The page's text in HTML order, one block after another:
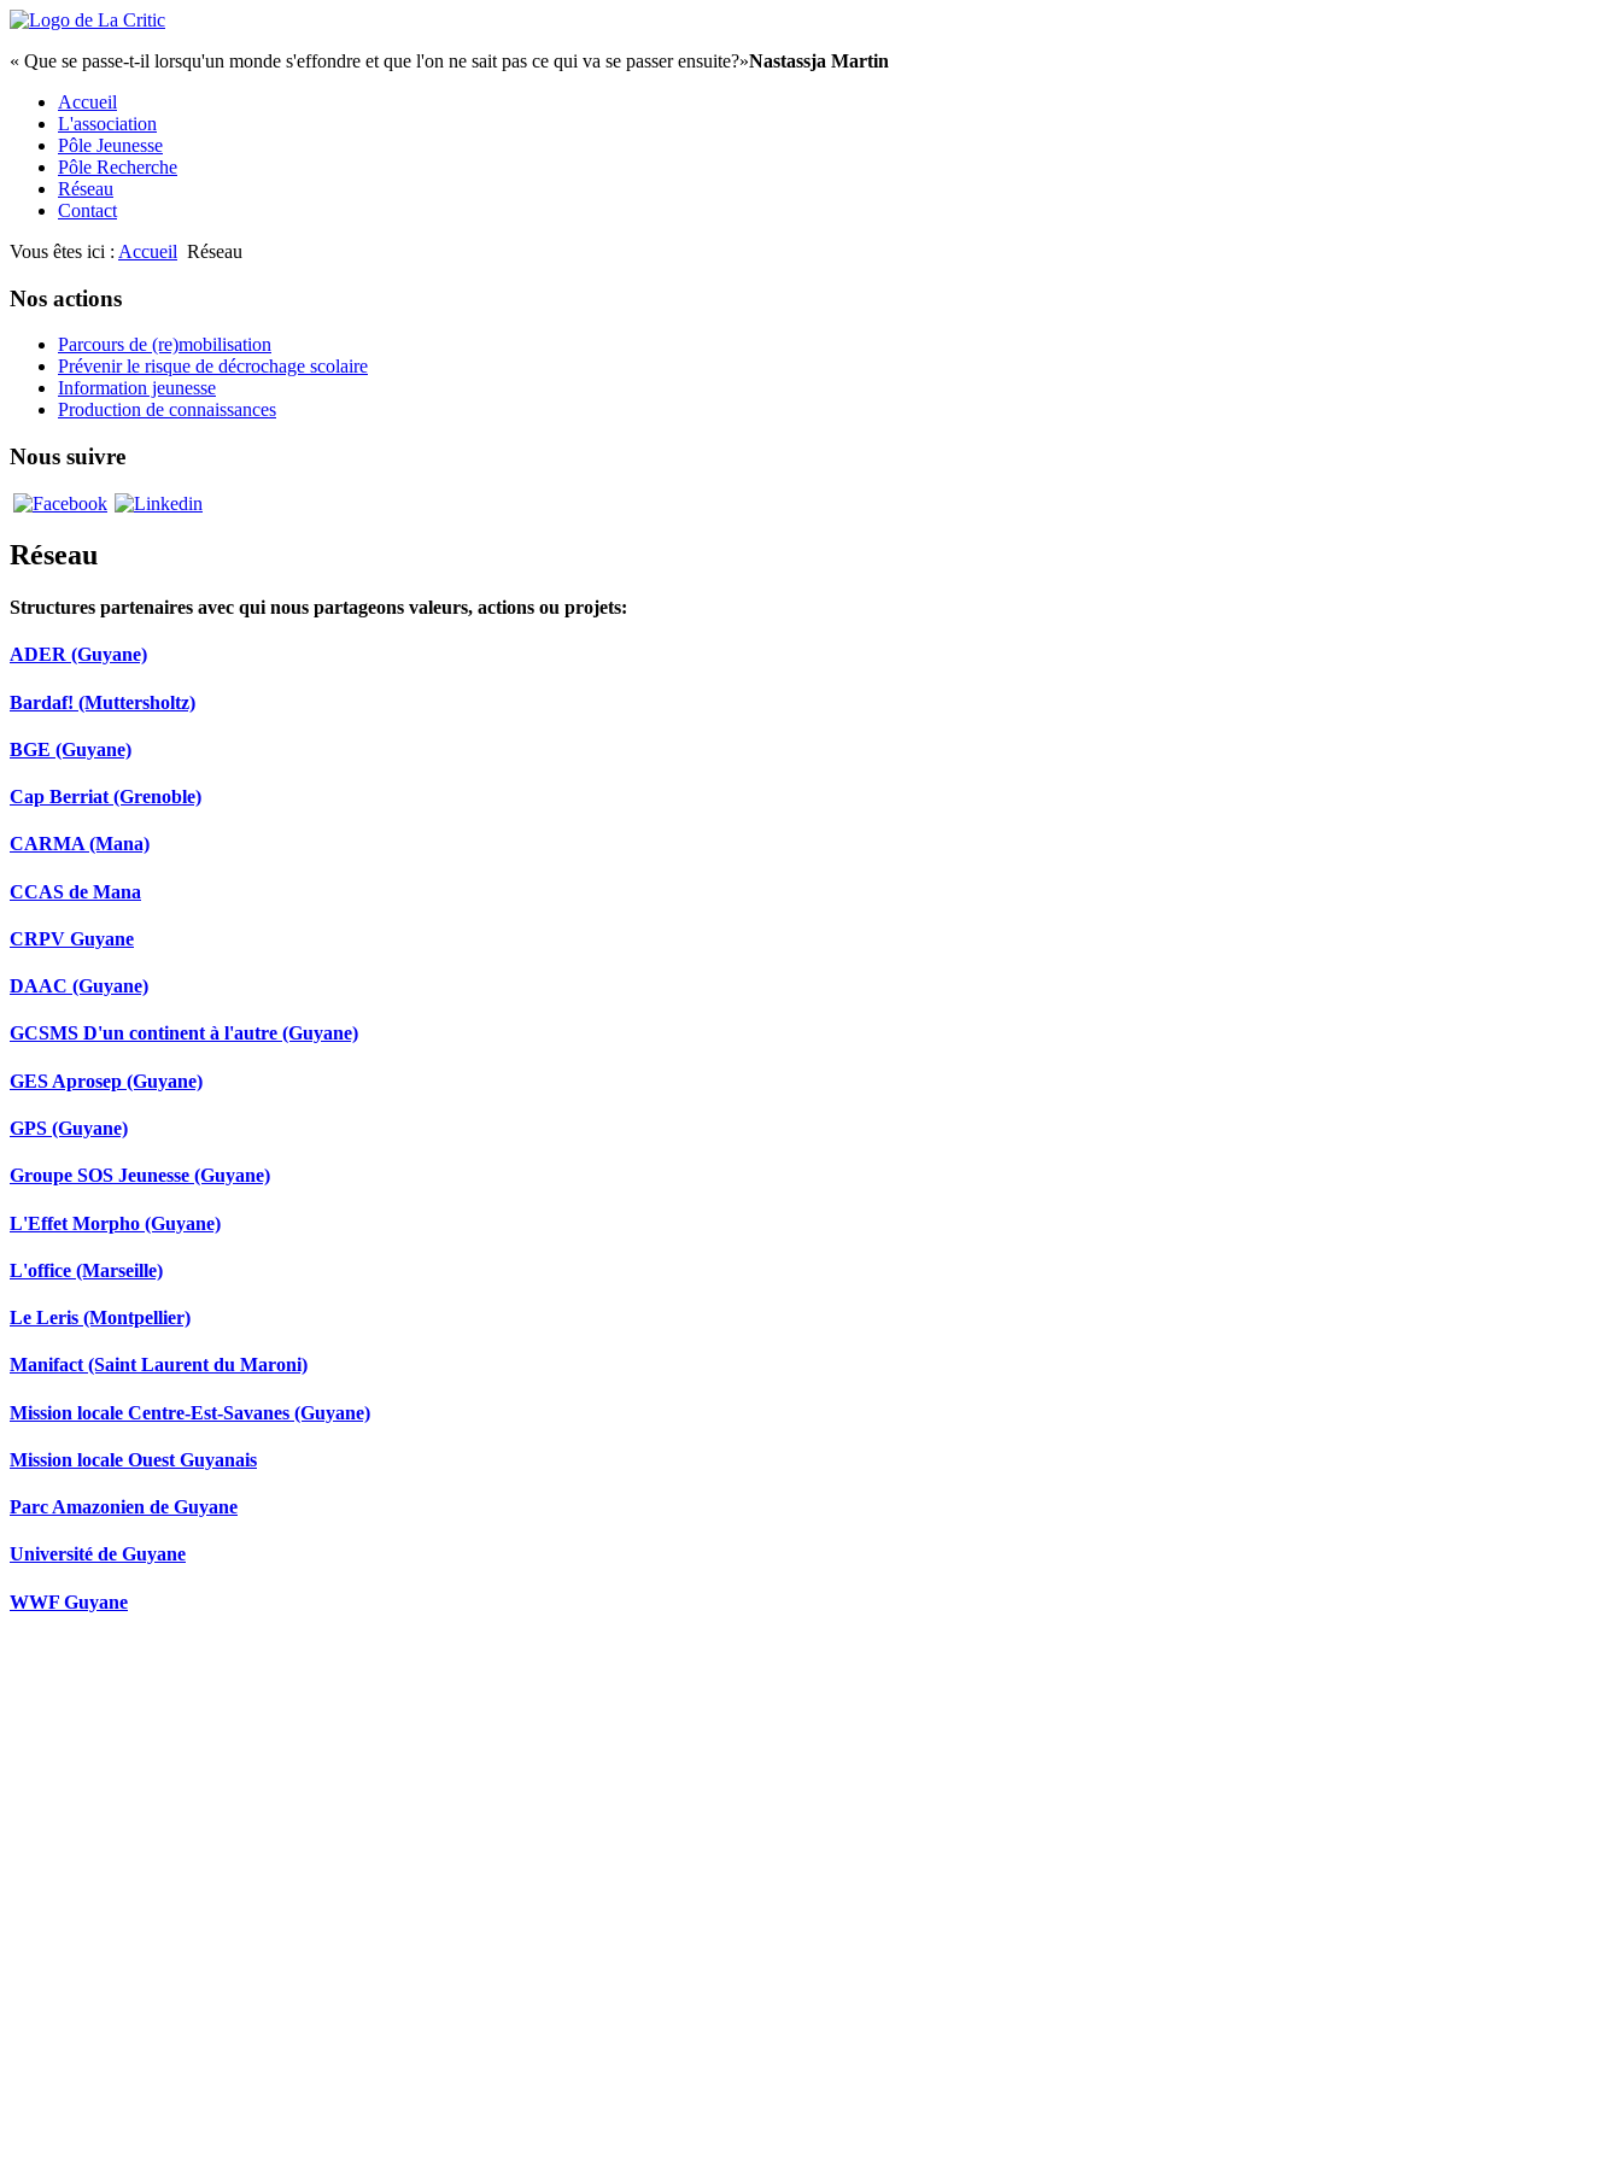
« Que se passe-t-il lorsqu'un monde s'effondre et que l'on ne sait pas ce qui va se passer ensuite?»Nastassja Martin
Accueil
L'association
Pôle Jeunesse
Pôle Recherche
Réseau
Contact
Vous êtes ici : Accueil Réseau
Nos actions
Parcours de (re)mobilisation
Prévenir le risque de décrochage scolaire
Information jeunesse
Production de connaissances
Nous suivre
Réseau
Structures partenaires avec qui nous partageons valeurs, actions ou projets:
ADER (Guyane)
Bardaf! (Muttersholtz)
BGE (Guyane)
Cap Berriat (Grenoble)
CARMA (Mana)
CCAS de Mana
CRPV Guyane
DAAC (Guyane)
GCSMS D'un continent à l'autre (Guyane)
GES Aprosep (Guyane)
GPS (Guyane)
Groupe SOS Jeunesse (Guyane)
L'Effet Morpho (Guyane)
L'office (Marseille)
Le Leris (Montpellier)
Manifact (Saint Laurent du Maroni)
Mission locale Centre-Est-Savanes (Guyane)
Mission locale Ouest Guyanais
Parc Amazonien de Guyane
Université de Guyane
WWF Guyane